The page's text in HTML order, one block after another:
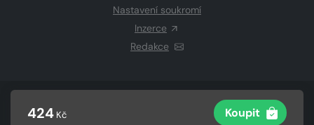
424 Kč Koupit
Nastavení soukromí
Inzerce
Redakce
CZECH NEWS CENTER a.s.a dodavatelé